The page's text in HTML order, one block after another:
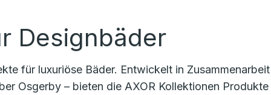
Designbäder
für luxuriöse Bäder. Entwickelt in
Osgerby – bieten die AXOR Kollektionen